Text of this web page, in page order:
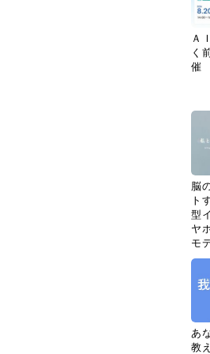
Ａ
く
催
脳
ト
型
ヤ
モ
あ
教